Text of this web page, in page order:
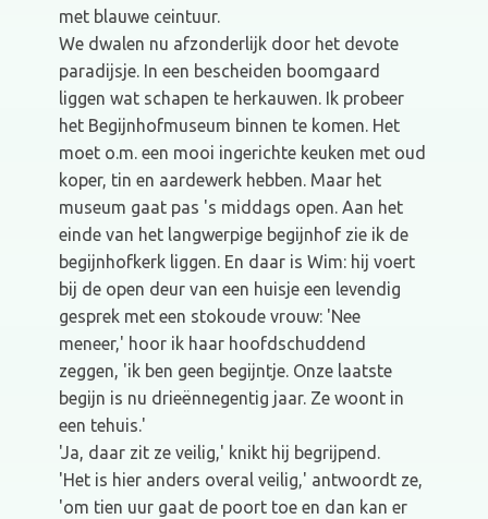
met blauwe ceintuur.
We dwalen nu afzonderlijk door het devote
paradijsje. In een bescheiden boomgaard
liggen wat schapen te herkauwen. Ik probeer
het Begijnhofmuseum binnen te komen. Het
moet o.m. een mooi ingerichte keuken met oud
koper, tin en aardewerk hebben. Maar het
museum gaat pas 's middags open. Aan het
einde van het langwerpige begijnhof zie ik de
begijnhofkerk liggen. En daar is Wim: hij voert
bij de open deur van een huisje een levendig
gesprek met een stokoude vrouw: 'Nee
meneer,' hoor ik haar hoofdschuddend
zeggen, 'ik ben geen begijntje. Onze laatste
begijn is nu drieënnegentig jaar. Ze woont in
een tehuis.'
'Ja, daar zit ze veilig,' knikt hij begrijpend.
'Het is hier anders overal veilig,' antwoordt ze,
'om tien uur gaat de poort toe en dan kan er